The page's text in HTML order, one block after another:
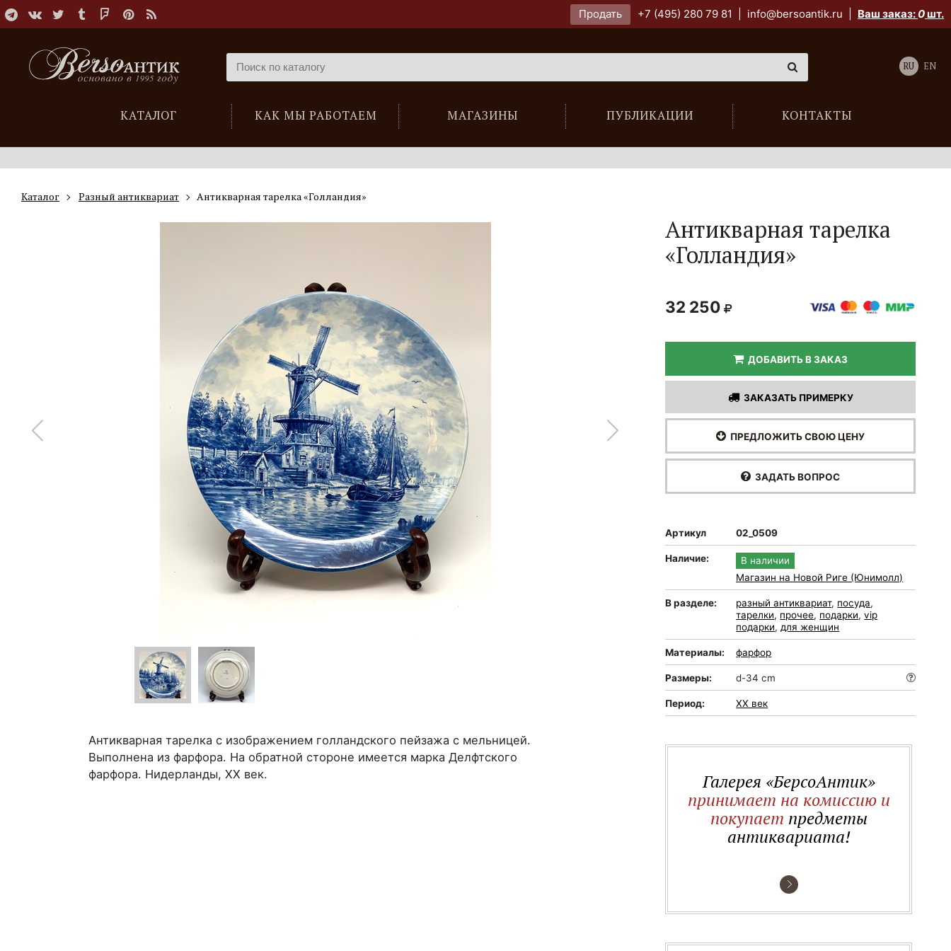
Продать +7 (495) 280 79 81 info@bersoantik.ru Ваш заказ:0шт.
КАТАЛОГ КАК МЫ РАБОТАЕМ МАГАЗИНЫ ПУБЛИКАЦИИ КОНТАКТЫ
RU EN
Каталог Разный антиквариат Антикварная тарелка «Голландия»
Антикварная тарелка с изображением голландского пейзажа с мельницей.
Выполнена из фарфора. На обратной стороне имеется марка Делфтского
фарфора. Нидерланды, XX век.
Антикварная тарелка
«Голландия»
32 250
ДОБАВИТЬ В ЗАКАЗ
ЗАКАЗАТЬ ПРИМЕРКУ
ПРЕДЛОЖИТЬ СВОЮ ЦЕНУ
ЗАДАТЬ ВОПРОС
Артикул 02_0509
Наличие:
В наличии
Магазин на Новой Риге (Юнимолл)
В разделе: разный антиквариат, посуда,
тарелки, прочее, подарки,vip
подарки, для женщин
Материалы: фарфор
Размеры: d-34 cm
Период: XX век
Галерея «БерсоАнтик»
принимает на комиссию и
покупает предметы
антиквариата!